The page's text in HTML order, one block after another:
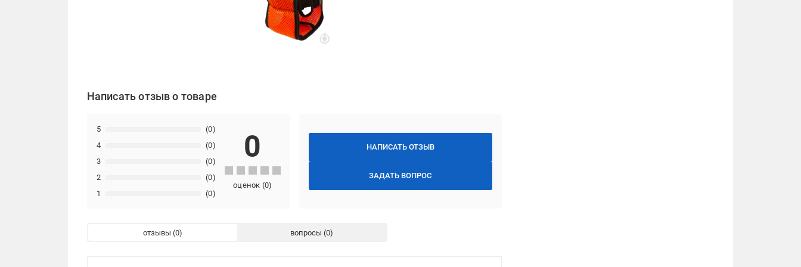
Написать отзыв о товаре
НАПИСАТЬ ОТЗЫВ
ЗАДАТЬ ВОПРОС
1 (0)
2 (0)
3 (0)
4 (0)
5 (0)
0
оценок (0)
отзывы вопросы